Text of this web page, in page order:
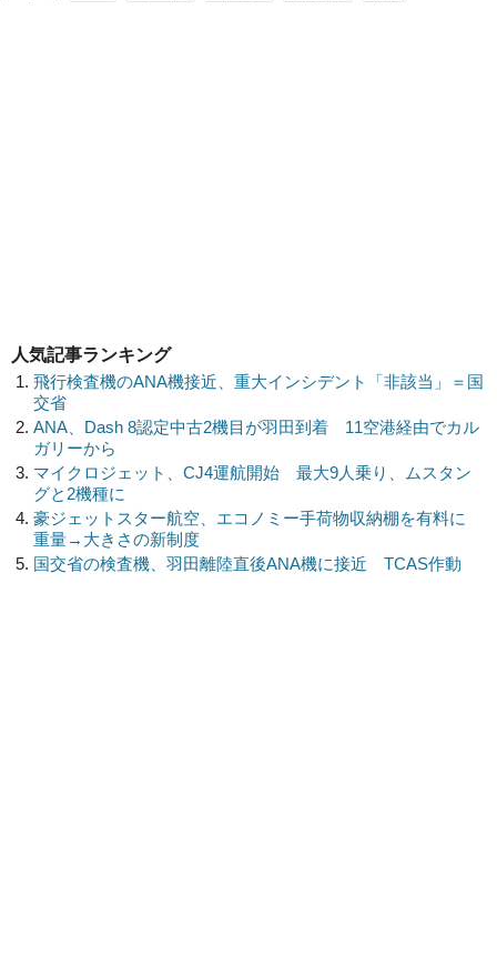
人気記事ランキング
飛行検査機のANA機接近、重大インシデント「非該当」＝国
交省
ANA、Dash 8認定中古2機目が羽田到着 11空港経由でカル
ガリーから
マイクロジェット、CJ4運航開始 最大9人乗り、ムスタン
グと2機種に
豪ジェットスター航空、エコノミー手荷物収納棚を有料に
重量→大きさの新制度
国交省の検査機、羽田離陸直後ANA機に接近 TCAS作動